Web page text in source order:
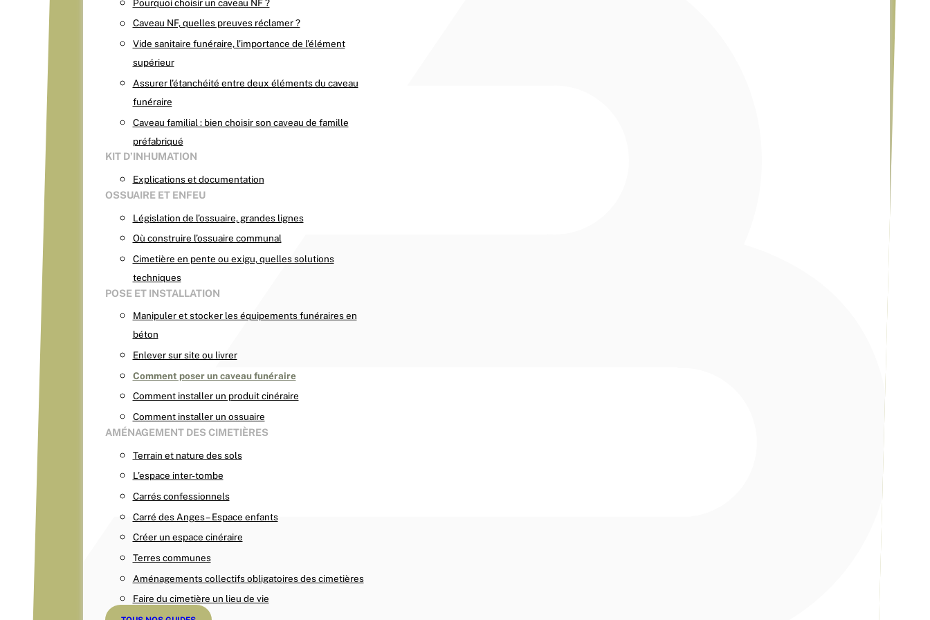
Pourquoi choisir un caveau NF ?
Caveau NF, quelles preuves réclamer ?
Vide sanitaire funéraire, l’importance de l’élément
supérieur
Assurer l’étanchéité entre deux éléments du caveau
funéraire
Caveau familial : bien choisir son caveau de famille
préfabriqué
KIT D’INHUMATION
Explications et documentation
OSSUAIRE ET ENFEU
Législation de l’ossuaire, grandes lignes
Où construire l’ossuaire communal
Cimetière en pente ou exigu, quelles solutions
techniques
POSE ET INSTALLATION
Manipuler et stocker les équipements funéraires en
béton
Enlever sur site ou livrer
Comment poser un caveau funéraire
Comment installer un produit cinéraire
Comment installer un ossuaire
AMÉNAGEMENT DES CIMETIÈRES
Terrain et nature des sols
L’espace inter-tombe
Carrés confessionnels
Carré des Anges – Espace enfants
Créer un espace cinéraire
Terres communes
Aménagements collectifs obligatoires des cimetières
Faire du cimetière un lieu de vie